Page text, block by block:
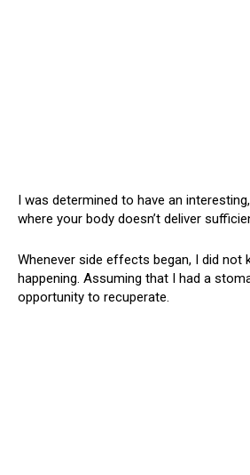
I was determined to have an
where your body doesn’t deliver
Whenever side effects began, I did not
happening. Assuming that I had a
opportunity to recuperate.